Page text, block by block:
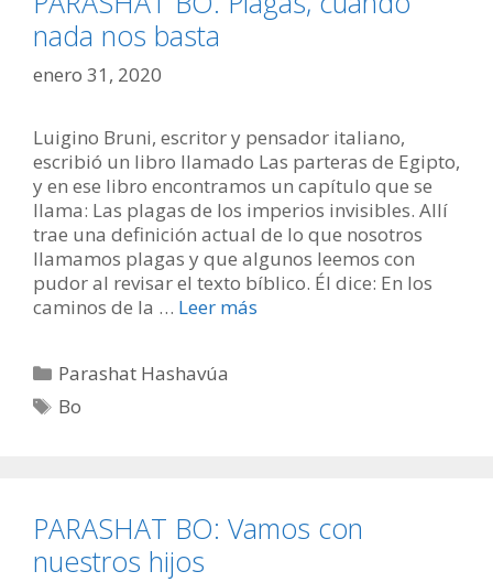
nada nos basta
enero 31, 2020
Luigino Bruni, escritor y pensador italiano,
escribió un libro llamado Las parteras de Egipto,
y en ese libro encontramos un capítulo que se
llama: Las plagas de los imperios invisibles. Allí
trae una definición actual de lo que nosotros
llamamos plagas y que algunos leemos con
pudor al revisar el texto bíblico. Él dice: En los
caminos de la … Leer más
Categorías
Parashat Hashavúa
Etiquetas
Bo
PARASHAT BO: Vamos con
nuestros hijos